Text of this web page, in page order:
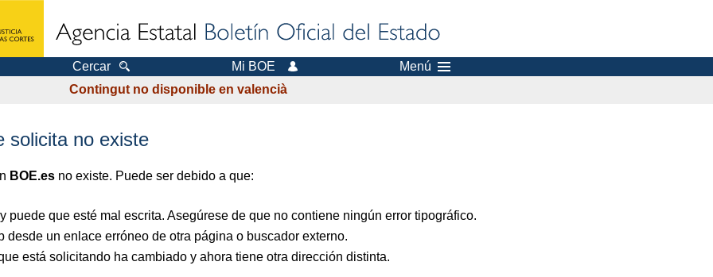
Cercar Mi BOE
Menú
Contingut no disponible en valencià
solicita no existe
BOE.es no existe. Puede ser debido a que:
puede que esté mal escrita. Asegúrese de que no contiene ningún error tipográfico.
desde un enlace erróneo de otra página o buscador externo.
está solicitando ha cambiado y ahora tiene otra dirección distinta.